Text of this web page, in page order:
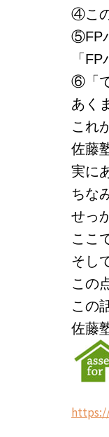
④こ
⑤FP
「
⑥「
あく
これ
佐藤
実に
ちな
せっ
ここ
そし
この
この
佐藤
h